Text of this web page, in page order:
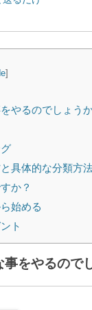
]
やるのでしょう
具体的な分類方
か？
始める
ト
をやるので